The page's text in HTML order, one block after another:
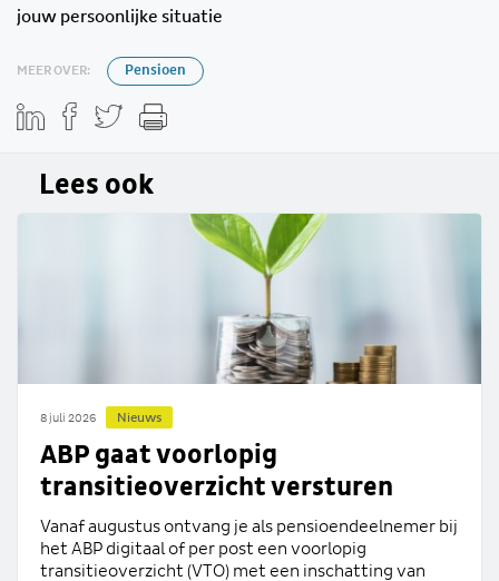
jouw persoonlijke situatie
MEER OVER: Pensioen
Lees ook
8 juli 2026 Nieuws
ABP gaat voorlopig
transitieoverzicht versturen
Vanaf augustus ontvang je als pensioendeelnemer bij
het ABP digitaal of per post een voorlopig
transitieoverzicht (VTO) met een inschatting van